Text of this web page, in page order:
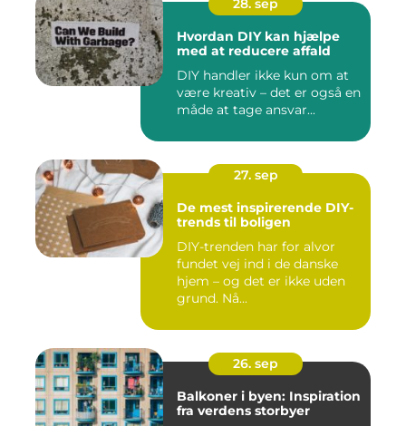
28. sep
Hvordan DIY kan hjælpe
med at reducere affald
DIY handler ikke kun om at
være kreativ – det er også en
måde at tage ansvar...
27. sep
De mest inspirerende DIY-
trends til boligen
DIY-trenden har for alvor
fundet vej ind i de danske
hjem – og det er ikke uden
grund. Nå...
26. sep
Balkoner i byen: Inspiration
fra verdens storbyer